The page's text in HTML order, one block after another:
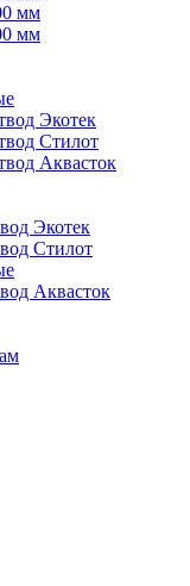
мм
мм
Экотек
Стилот
Аквасток
Экотек
Стилот
Аквасток